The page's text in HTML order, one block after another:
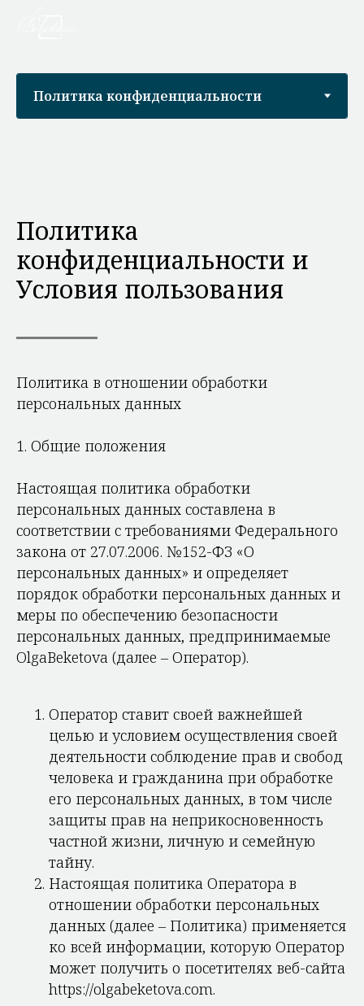
Политика
конфиденциальности и
Условия пользования
Политика в отношении обработки
персональных данных
1. Общие положения
Настоящая политика обработки
персональных данных составлена в
соответствии с требованиями Федерального
закона от 27.07.2006. №152-ФЗ «О
персональных данных» и определяет
порядок обработки персональных данных и
меры по обеспечению безопасности
персональных данных, предпринимаемые
OlgaBeketova (далее – Оператор).
Оператор ставит своей важнейшей
целью и условием осуществления своей
деятельности соблюдение прав и свобод
человека и гражданина при обработке
его персональных данных, в том числе
защиты прав на неприкосновенность
частной жизни, личную и семейную
тайну.
Настоящая политика Оператора в
отношении обработки персональных
данных (далее – Политика) применяется
ко всей информации, которую Оператор
может получить о посетителях веб-сайта
https://olgabeketova.com.